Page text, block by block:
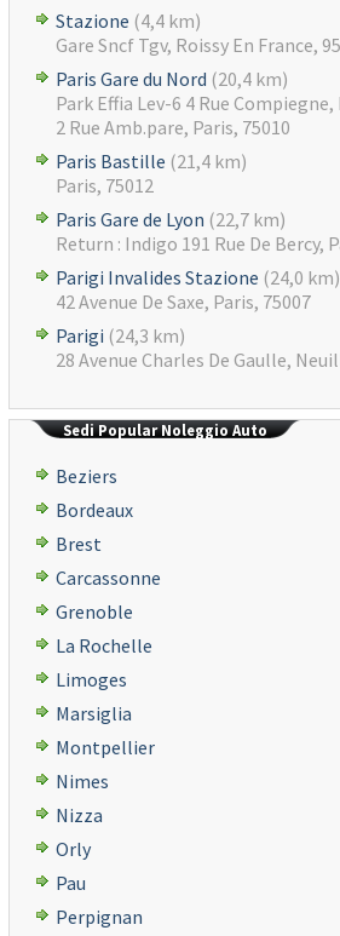
Stazione (4,4 km)
Gare Sncf Tgv, Roissy En France,
Paris Gare du Nord (20,4 km)
Park Effia Lev-6 4 Rue
2 Rue Amb.pare, Paris, 75010
Paris Bastille (21,4 km)
Paris, 75012
Paris Gare de Lyon (22,7 km)
Return : Indigo 191 Rue De Bercy,
Parigi Invalides Stazione (24,0 km)
42 Avenue De Saxe, Paris, 75007
Parigi (24,3 km)
28 Avenue Charles De Gaulle,
Sedi Popular Noleggio Auto
Beziers
Bordeaux
Brest
Carcassonne
Grenoble
La Rochelle
Limoges
Marsiglia
Montpellier
Nimes
Nizza
Orly
Pau
Perpignan